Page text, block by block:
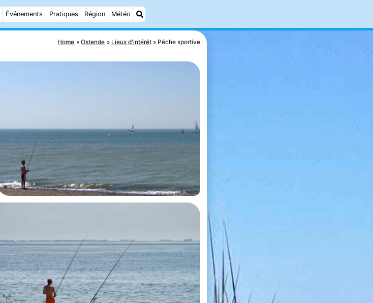
Événements Pratiques Région Météo
Home Ostende Lieux d'intérêt Pêche sportive